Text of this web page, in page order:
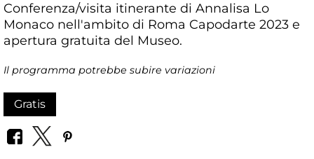
Conferenza/visita itinerante di Annalisa Lo
Monaco nell'ambito di Roma Capodarte 2023 e
apertura gratuita del Museo.
Il programma potrebbe subire variazioni
Gratis